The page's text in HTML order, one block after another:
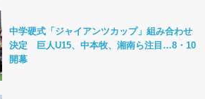
中学硬式「ジャイアンツカップ」組み合わせ
決定 巨人U15、中本牧、湘南ら注目…8・10
開幕